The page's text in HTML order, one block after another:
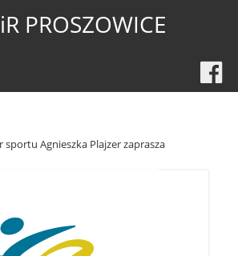
PROSZOWICE
Agnieszka Plajzer zaprasza